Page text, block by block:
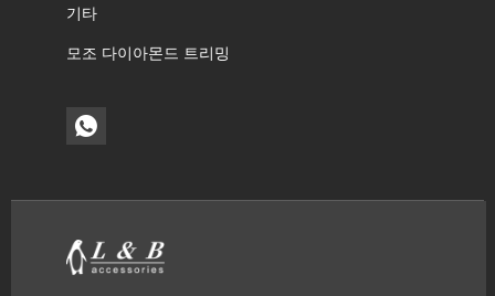
기타
모조 다이아몬드 트리밍